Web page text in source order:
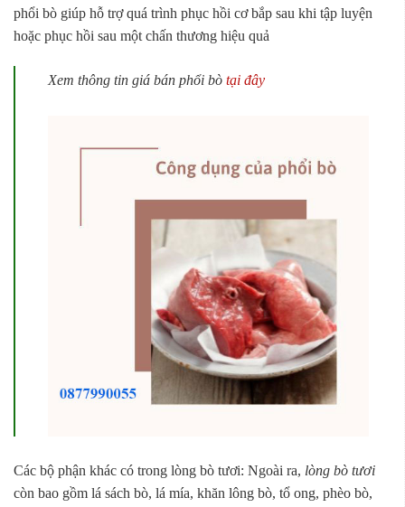
phổi bò giúp hỗ trợ quá trình phục hồi cơ bắp sau khi tập luyện
hoặc phục hồi sau một chấn thương hiệu quả
Xem thông tin giá bán phổi bò tại đây
Các bộ phận khác có trong lòng bò tươi: Ngoài ra, lòng bò tươi
còn bao gồm lá sách bò, lá mía, khăn lông bò, tổ ong, phèo bò,